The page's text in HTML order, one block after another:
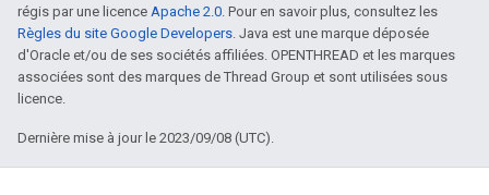
régis par une licence Apache 2.0. Pour en savoir plus, consultez les
Règles du site Google Developers. Java est une marque déposée
d'Oracle et/ou de ses sociétés affiliées. OPENTHREAD et les marques
associées sont des marques de Thread Group et sont utilisées sous
licence.
Dernière mise à jour le 2023/09/08 (UTC).